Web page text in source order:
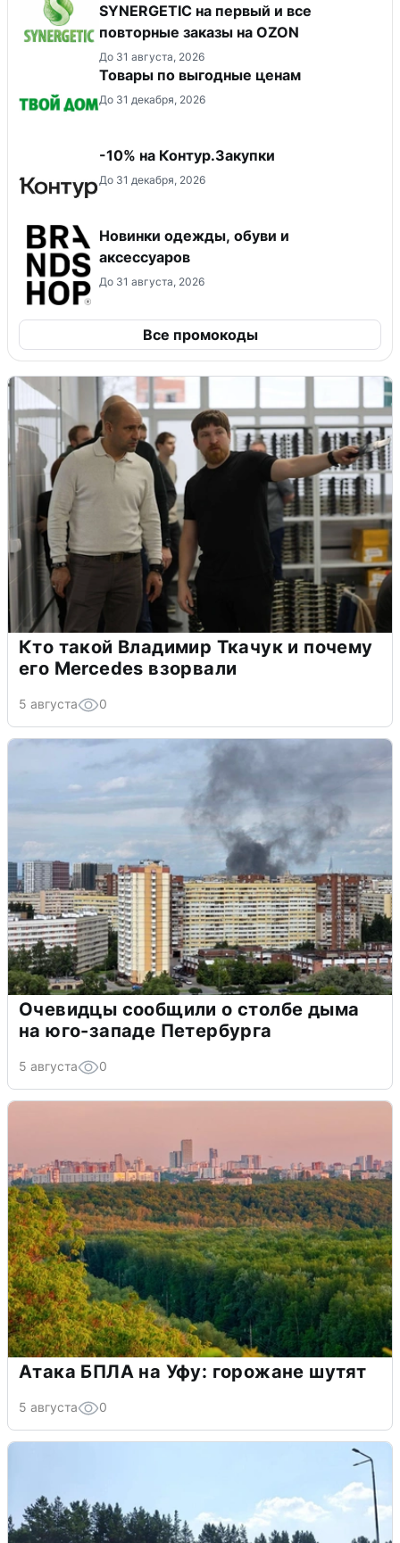
SYNERGETIC на первый и все
повторные заказы на OZON
До 31 августа, 2026
Товары по выгодные ценам
До 31 декабря, 2026
-10% на Контур.Закупки
До 31 декабря, 2026
Новинки одежды, обуви и
аксессуаров
До 31 августа, 2026
Все промокоды
Кто такой Владимир Ткачук и почему
его Mercedes взорвали
5 августа 0
Очевидцы сообщили о столбе дыма
на юго-западе Петербурга
5 августа 0
Атака БПЛА на Уфу: горожане шутят
5 августа 0